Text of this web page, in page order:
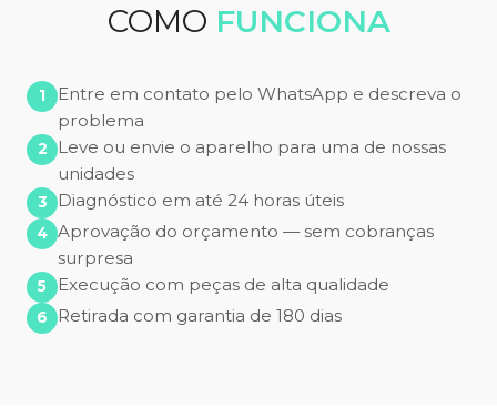
COMO FUNCIONA
Entre em contato pelo WhatsApp e descreva o
problema
Leve ou envie o aparelho para uma de nossas
unidades
Diagnóstico em até 24 horas úteis
Aprovação do orçamento — sem cobranças
surpresa
Execução com peças de alta qualidade
Retirada com garantia de 180 dias